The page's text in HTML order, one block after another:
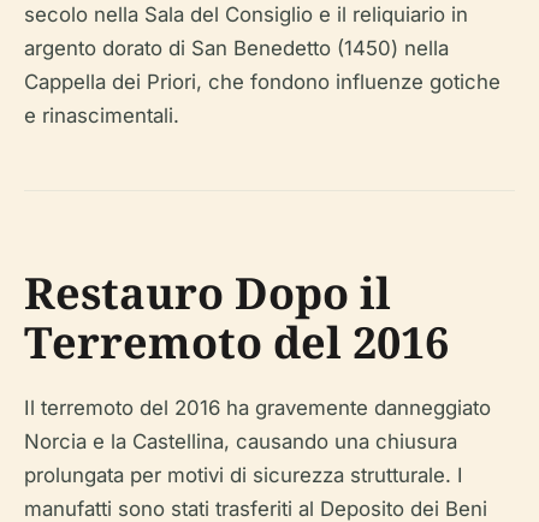
secolo nella Sala del Consiglio e il reliquiario in
argento dorato di San Benedetto (1450) nella
Cappella dei Priori, che fondono influenze gotiche
e rinascimentali.
Restauro Dopo il
Terremoto del 2016
Il terremoto del 2016 ha gravemente danneggiato
Norcia e la Castellina, causando una chiusura
prolungata per motivi di sicurezza strutturale. I
manufatti sono stati trasferiti al Deposito dei Beni